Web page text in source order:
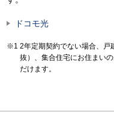
ドコモ光
2年定期契約でない場合、戸
抜）、集合住宅にお住まい
だけます。